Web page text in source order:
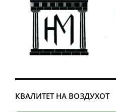
КВАЛИТЕТ НА ВОЗДУХОТ